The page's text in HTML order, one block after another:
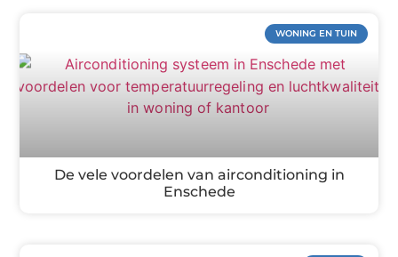
WONING EN TUIN
De vele voordelen van airconditioning in
Enschede